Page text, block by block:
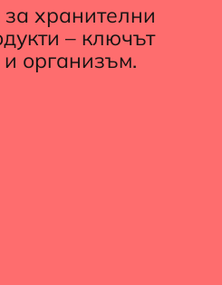
хранителни
– ключът
организъм.